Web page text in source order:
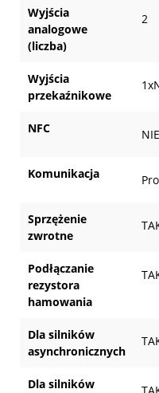
Wyjścia
analogowe
(liczba)
2
Wyjścia
przekaźnikowe
NFC NIE
Komunikacja
Sprzężenie
zwrotne
Podłączanie
rezystora
hamowania
Dla silników
asynchronicznych
Dla silników